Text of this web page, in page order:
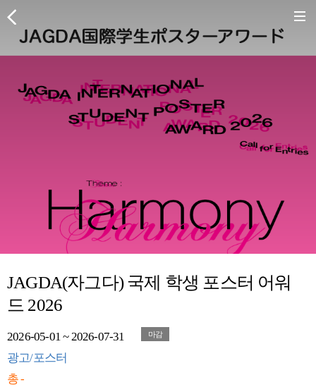
JAGDA(자그다) 국제 학생 포스터 어워
드 2026
2026-05-01 ~ 2026-07-31 마감
광고/포스터
총 -